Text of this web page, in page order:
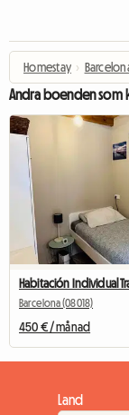
Homestay ›
Andra boenden som
Barcelona (08018)
450 € / månad
Land